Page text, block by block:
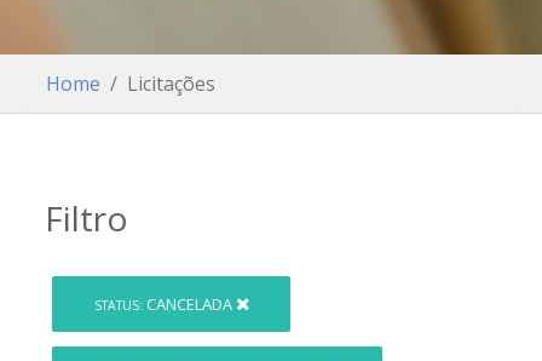
Home Licitações
Filtro
STATUS: CANCELADA